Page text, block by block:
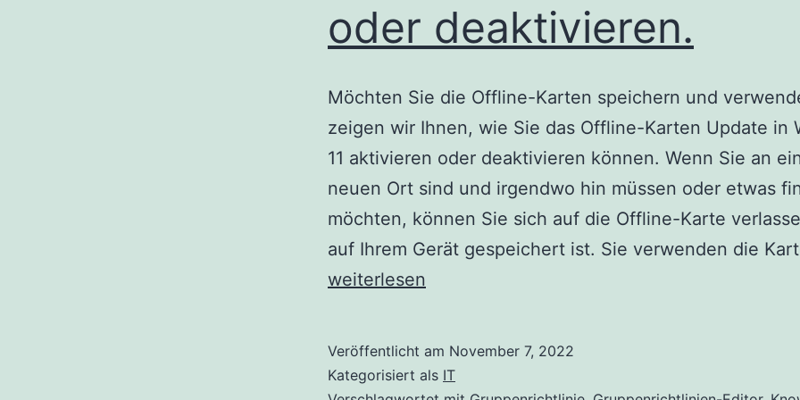
oder deaktivieren.
Möchten Sie die Offline-Karten speichern und
zeigen wir Ihnen, wie Sie das Offline-Karten Update in
11 aktivieren oder deaktivieren können. Wenn Sie an
neuen Ort sind und irgendwo hin müssen oder etwas
möchten, können Sie sich auf die Offline-Karte
auf Ihrem Gerät gespeichert ist. Sie verwenden die
weiterlesen
Veröffentlicht am November 7, 2022
Kategorisiert als IT